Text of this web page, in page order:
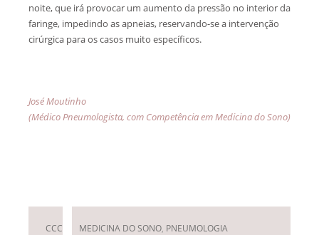
noite, que irá provocar um aumento da pressão no interior da
faringe, impedindo as apneias, reservando-se a intervenção
cirúrgica para os casos muito específicos.
José Moutinho
(Médico Pneumologista, com Competência em Medicina do Sono)
CCC MEDICINA DO SONO, PNEUMOLOGIA